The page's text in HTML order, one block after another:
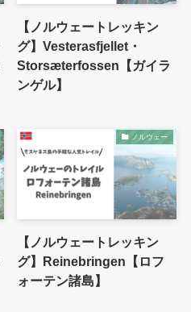
【ノルウェートレッキン
グ】Vesterasfjellet・
Storsæterfossen【ガイラ
ンゲル】
ノルウェー
【ノルウェートレッキン
グ】Reinebringen【ロフ
ォーテン諸島】